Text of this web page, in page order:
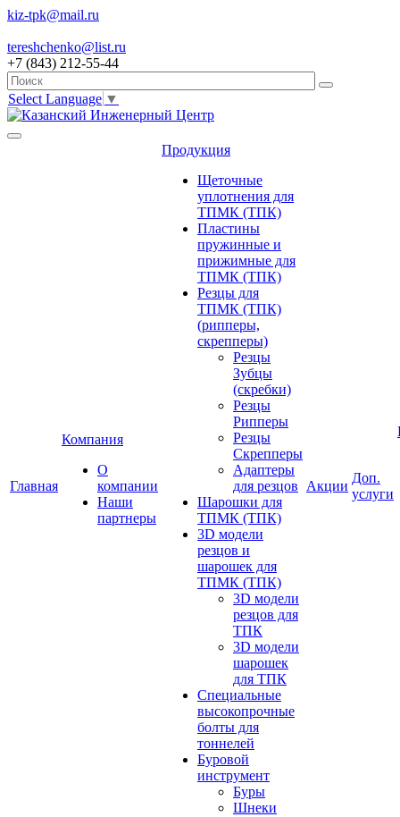
kiz-tpk@mail.ru
tereshchenko@list.ru
+7 (843) 212-55-44
Select Language ▼
Главная
Компания
О
компании
Наши
партнеры
Продукция
Щеточные
уплотнения для
ТПМК (ТПК)
Пластины
пружинные и
прижимные для
ТПМК (ТПК)
Резцы для
ТПМК (ТПК)
(рипперы,
скрепперы)
Резцы
Зубцы
(скребки)
Резцы
Рипперы
Резцы
Скрепперы
Адаптеры
для резцов
Шарошки для
ТПМК (ТПК)
3D модели
резцов и
шарошек для
ТПМК (ТПК)
3D модели
резцов для
ТПК
3D модели
шарошек
для ТПК
Специальные
высокопрочные
болты для
тоннелей
Буровой
инструмент
Буры
Шнеки
Акции
Доп.
услуги